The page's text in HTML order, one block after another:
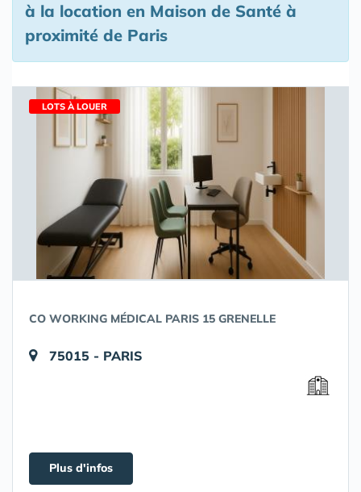
à la location en Maison de Santé à
proximité de Paris
LOTS À LOUER
CO WORKING MÉDICAL PARIS 15 GRENELLE
75015 - PARIS
Plus d'infos